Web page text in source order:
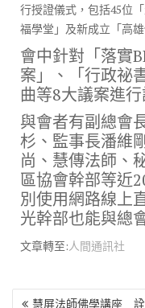
o
o
k
r
行授證儀式，包括45位
福學堂」及新成立「高
會中針對「落實
案」、「行政祕
曲等8大議案進行
與會者有副總會
杉、監事長潘維
尚、慧傳法師、
區協會幹部等近
別使用網路線上
光幹部也能與總
文章轉至:人間通訊社
文 慧屏法師佛學講座